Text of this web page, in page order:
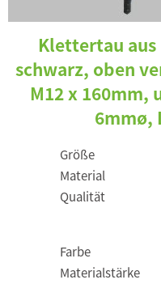
Klettertau aus
schwarz, oben
M12 x 160mm,
6mmø,
Größe
Material
Qualität
Farbe
Materialstärke